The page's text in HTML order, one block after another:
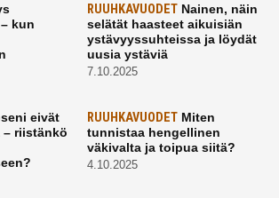
kun
RUUHKAVUODETNainen, näin
selätät haasteet aikuisiän
ystävyyssuhteissa ja löydät
uusia ystäviä
7.10.2025
eivät
– riistänkö
RUUHKAVUODETMiten
tunnistaa hengellinen
väkivalta ja toipua siitä?
4.10.2025